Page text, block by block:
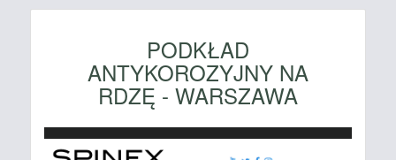
PODKŁAD
ANTYKOROZYJNY NA
RDZĘ - WARSZAWA